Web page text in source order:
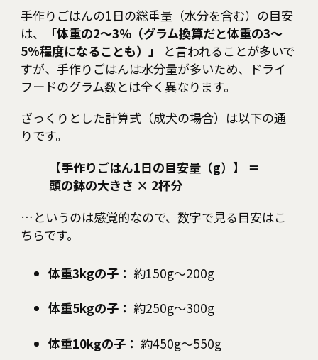
手作りごはんの1日の総重量（水分を含む）の目安
は、
「体重の2〜3％（グラム換算だと体重の3〜
5%程度になることも）」
と言われることが多いで
すが、手作りごはんは水分量が多いため、ドライ
フードのグラム数とは全く異なります。
ざっくりとした計算式（成犬の場合）は以下の通
りです。
【手作りごはん1日の目安量（g）】 ＝
頭の鉢の大きさ × 2杯分
…というのは感覚的なので、数字で見る目安はこ
ちらです。
体重3kgの子： 約150g〜200g
体重5kgの子： 約250g〜300g
体重10kgの子： 約450g〜550g